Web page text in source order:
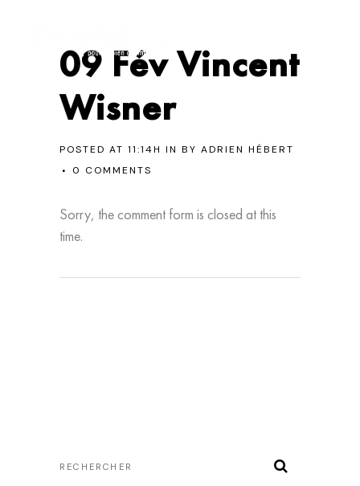
09 FévVincent
Wisner
POSTED AT 11:14H IN BY ADRIEN HÉBERT
0 COMMENTS
Sorry, the comment form is closed at this
time.